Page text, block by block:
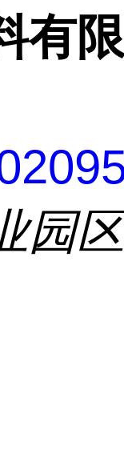
有
园区